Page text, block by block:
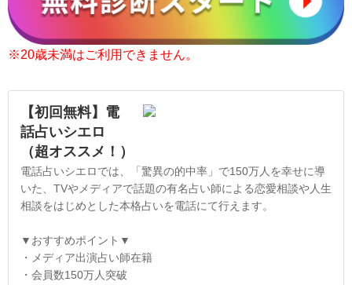
※20歳未満はご利用できません。
【初回無料】電
話占いシエロ
（超オススメ！）
電話占いシエロでは、「驚異の的中率」で150万人を幸せに導
いた、TVやメディアで話題の有名占い師による恋愛相談や人生
相談をはじめとした本格占いを電話にて行えます。
▼おすすめポイント▼
・メディア出演占い師在籍
・会員数150万人突破